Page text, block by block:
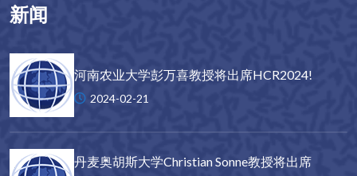
新闻
河南农业大学彭万喜教授将出席HCR2024!
2024-02-21
丹麦奥胡斯大学Christian Sonne教授将出席